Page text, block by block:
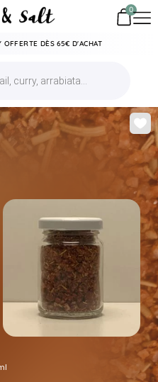
0
DÈS 65€ D'ACHAT